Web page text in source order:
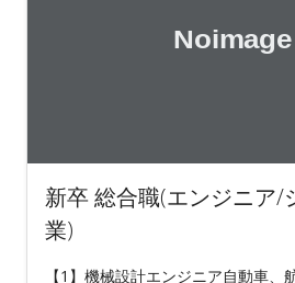
新卒 総合職(エンジニア/
業)
【1】機械設計エンジニア自動車、